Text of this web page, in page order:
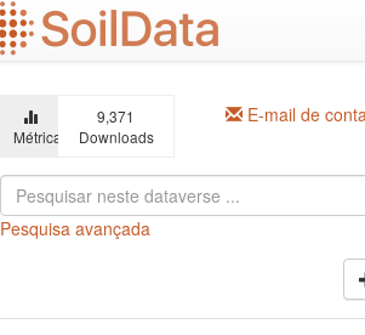
Ir
para
o
principal
Métricas
9,371
Downloads
E-mail de
Pesquisa avançada